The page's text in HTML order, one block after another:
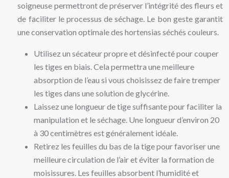
soigneuse permettront de préserver l’intégrité des fleurs et
de faciliter le processus de séchage. Le bon geste garantit
une conservation optimale des hortensias séchés couleurs.
Utilisez un sécateur propre et désinfecté pour couper
les tiges en biais. Cela permettra une meilleure
absorption de l’eau si vous choisissez de faire tremper
les tiges dans une solution de glycérine.
Laissez une longueur de tige suffisante pour faciliter la
manipulation et le séchage. Une longueur d’environ 20
à 30 centimètres est généralement idéale.
Retirez les feuilles du bas de la tige pour favoriser une
meilleure circulation de l’air et éviter la formation de
moisissures. Les feuilles absorbent l’humidité et